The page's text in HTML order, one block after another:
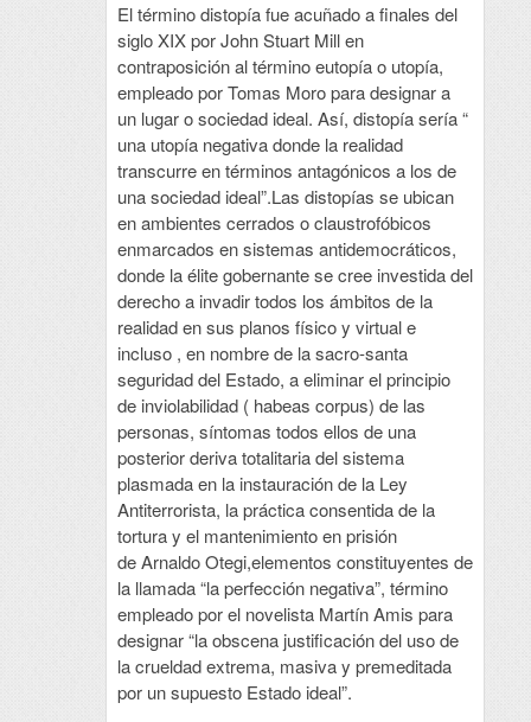
El término distopía fue acuñado a finales del
siglo XIX por John Stuart Mill en
contraposición al término eutopía o utopía,
empleado por Tomas Moro para designar a
un lugar o sociedad ideal. Así, distopía sería “
una utopía negativa donde la realidad
transcurre en términos antagónicos a los de
una sociedad ideal”.Las distopías se ubican
en ambientes cerrados o claustrofóbicos
enmarcados en sistemas antidemocráticos,
donde la élite gobernante se cree investida del
derecho a invadir todos los ámbitos de la
realidad en sus planos físico y virtual e
incluso , en nombre de la sacro-santa
seguridad del Estado, a eliminar el principio
de inviolabilidad ( habeas corpus) de las
personas, síntomas todos ellos de una
posterior deriva totalitaria del sistema
plasmada en la instauración de la Ley
Antiterrorista, la práctica consentida de la
tortura y el mantenimiento en prisión
de Arnaldo Otegi,elementos constituyentes de
la llamada “la perfección negativa”, término
empleado por el novelista Martín Amis para
designar “la obscena justificación del uso de
la crueldad extrema, masiva y premeditada
por un supuesto Estado ideal”.